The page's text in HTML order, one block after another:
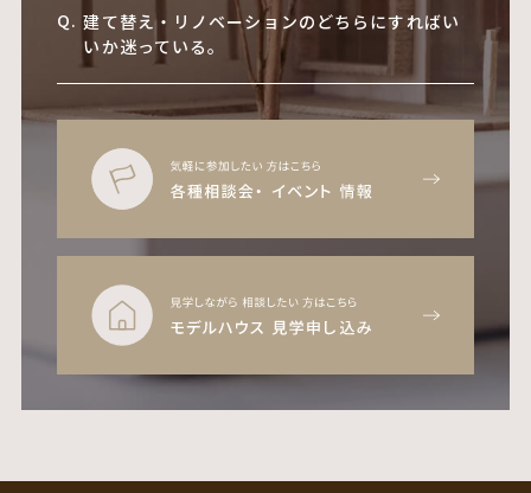
建て替え・リノベーションのどちらにすればい
いか迷っている。